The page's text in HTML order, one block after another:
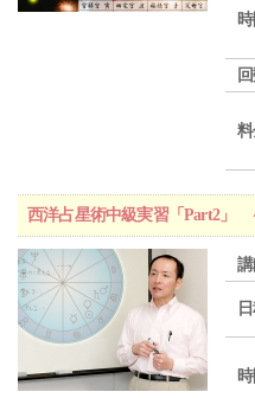
西洋占星術中級実習「Part2」